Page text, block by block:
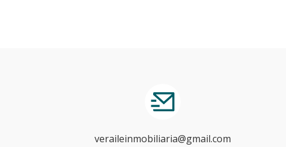
veraileinmobiliaria@gmail.com